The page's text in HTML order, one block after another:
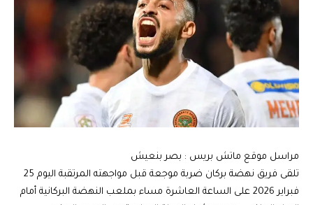
مراسل موقع ماتش بريس : بصر بنعيش
تلقى فريق نهضة بركان ضربة موجعة قبل مواجهته المرتقبة اليوم 25
فبراير 2026 على الساعة العاشرة مساء بملعب النهضة البركانية أمام